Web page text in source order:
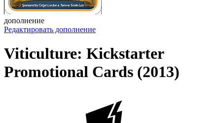
дополнение
Редактировать дополнение
Viticulture: Kickstarter
Promotional Cards (2013)